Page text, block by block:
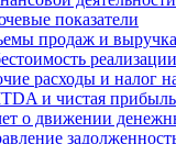
показатели
продаж и выручка
реализации
расходы и налог
и чистая прибыль
о движении